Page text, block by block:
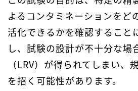
よるコンタミネーションをど
活化できるかを確認すること
し、試験の設計が不十分な場
（LRV）が得られてしまい、
を招く可能性があります。